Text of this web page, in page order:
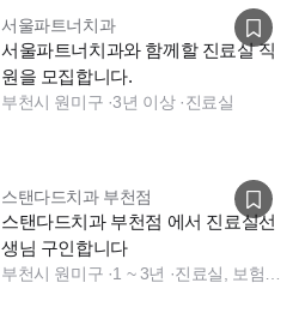
서울파트너치과
서울파트너치과와 함께할 진료실 직
원을 모집합니다.
부천시 원미구 ·3년 이상·진료실
스탠다드치과 부천점
스탠다드치과 부천점 에서 진료실선
생님 구인합니다
부천시 원미구 ·1 ~ 3년 ·